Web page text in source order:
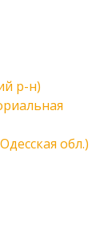
р-н)
обл.)